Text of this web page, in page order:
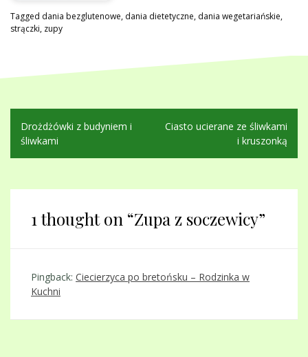
Tagged dania bezglutenowe, dania dietetyczne, dania wegetariańskie,
strączki, zupy
Nawigacja
wpisu
Drożdżówki z budyniem i
śliwkami
Ciasto ucierane ze śliwkami
i kruszonką
1 thought on “Zupa z soczewicy”
Pingback: Ciecierzyca po bretońsku – Rodzinka w
Kuchni